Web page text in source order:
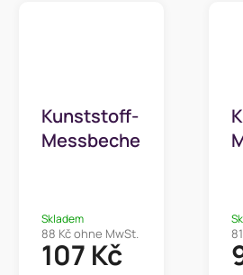
Kunststoff-
Messbecher
Skladem
88 Kč ohne MwSt.
107 Kč